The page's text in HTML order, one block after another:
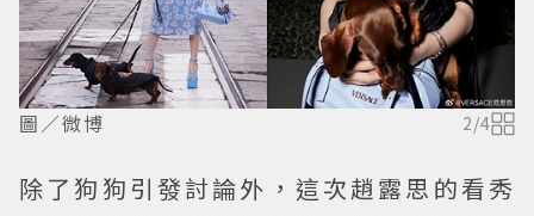
圖／微博 2/4
除了狗狗引發討論外，這次趙露思的看秀